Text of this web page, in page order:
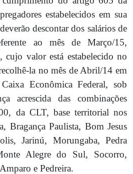
estabelecidos em sua
descontar dos salários de
ao mês de Março/15,
cujo valor está estabelecido no
la no mês de Abril/14 em
Econômica Federal, sob
acrescida das combinações
da CLT, base territorial nos
Bragança Paulista, Bom Jesus
Jarinú, Morungaba, Pedra
Alegre do Sul, Socorro,
e Pedreira.